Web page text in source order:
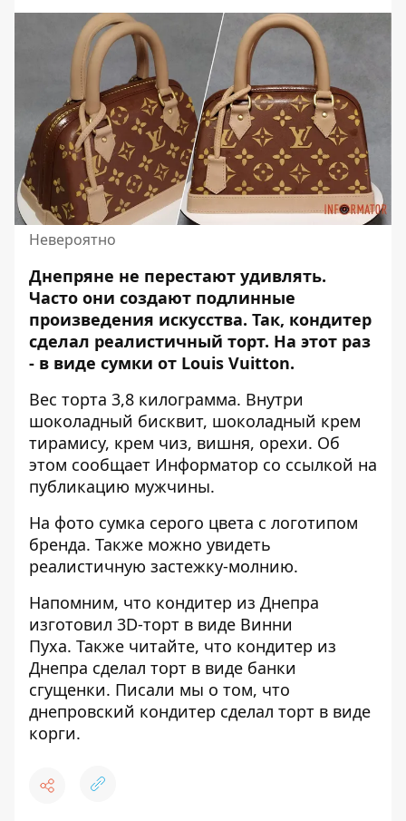
Невероятно
Днепряне не перестают удивлять.
Часто они создают подлинные
произведения искусства. Так, кондитер
сделал реалистичный торт. На этот раз
- в виде сумки от Louis Vuitton.
Вес торта 3,8 килограмма. Внутри
шоколадный бисквит, шоколадный крем
тирамису, крем чиз, вишня, орехи. Об
этом сообщает Информатор со ссылкой на
публикацию мужчины.
На фото сумка серого цвета с логотипом
бренда. Также можно увидеть
реалистичную застежку-молнию.
Напомним, что кондитер из Днепра
изготовил 3D-торт в виде Винни
Пуха. Также читайте, что кондитер из
Днепра сделал торт в виде банки
сгущенки. Писали мы о том, что
днепровский кондитер сделал торт в виде
корги.